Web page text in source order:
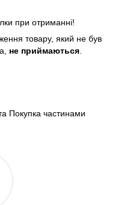
при отриманні!
товару, який не був
не приймаються
Покупка частинами